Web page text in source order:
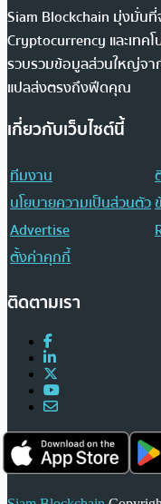
Siam Blockchain มุ่งมั่นที่
Cryptocurrency และเทค
รวบรวมข้อมูลส่วนใหญ่จาก
แปลส่งตรงถึงฟีดคุณ
เกี่ยวกับเว็บไซต์นี้
ทีมงาน
นโยบายความเป็นส่วนตัว
Advertise
ตั้งค่าคุกกี้
ติดตามเรา